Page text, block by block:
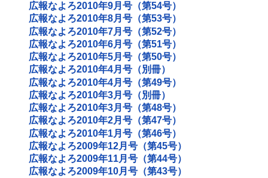
広報なよろ2010年9月号（第54号）
広報なよろ2010年8月号（第53号）
広報なよろ2010年7月号（第52号）
広報なよろ2010年6月号（第51号）
広報なよろ2010年5月号（第50号）
広報なよろ2010年4月号（別冊）
広報なよろ2010年4月号（第49号）
広報なよろ2010年3月号（別冊）
広報なよろ2010年3月号（第48号）
広報なよろ2010年2月号（第47号）
広報なよろ2010年1月号（第46号）
広報なよろ2009年12月号（第45号）
広報なよろ2009年11月号（第44号）
広報なよろ2009年10月号（第43号）